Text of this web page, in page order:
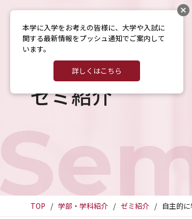
ゼミ紹介
TOP 学部・学科紹介 ゼミ紹介 自主的
本学に入学をお考えの皆様に、大学や入試に
関する最新情報をプッシュ通知でご案内して
います。
詳しくはこちら